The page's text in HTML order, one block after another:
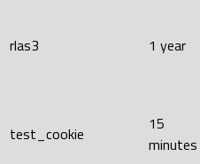
rlas3 1 year
test_cookie
15
minutes